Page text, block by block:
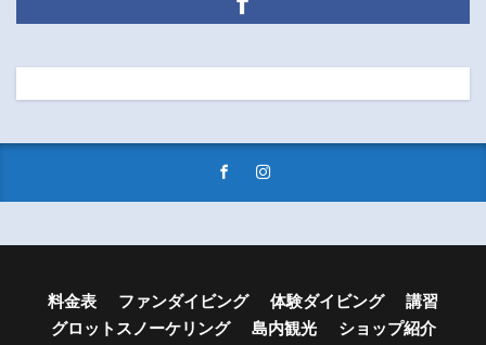
料金表 ファンダイビング 体験ダイビング
講習
グロットスノーケリング
島内観光
ショップ紹介